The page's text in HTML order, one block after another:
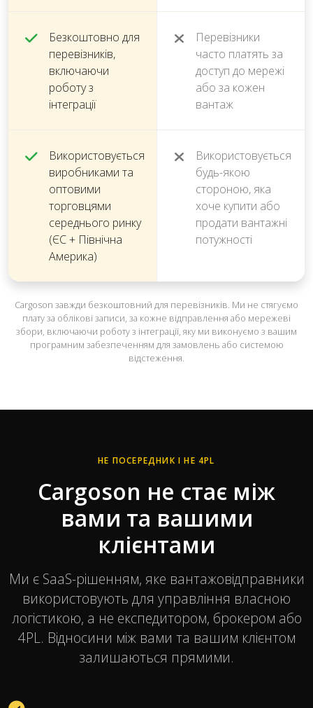
Безкоштовно для
перевізників,
включаючи
роботу з
інтеграції
Перевізники
часто платять за
доступ до мережі
або за кожен
вантаж
Використовується
виробниками та
оптовими
торговцями
середнього ринку
(ЄС + Північна
Америка)
Використовується
будь-якою
стороною, яка
хоче купити або
продати вантажні
потужності
Cargoson завжди безкоштовний для перевізників. Ми не стягуємо
плату за облікові записи, за кожне відправлення або мережеві
збори, включаючи роботу з інтеграції, яку ми виконуємо з вашим
програмним забезпеченням для замовлень або системою
відстеження.
НЕ ПОСЕРЕДНИК І НЕ 4PL
Cargoson не стає між
вами та вашими
клієнтами
Ми є SaaS-рішенням, яке вантажовідправники
використовують для управління власною
логістикою, а не експедитором, брокером або
4PL. Відносини між вами та вашим клієнтом
залишаються прямими.